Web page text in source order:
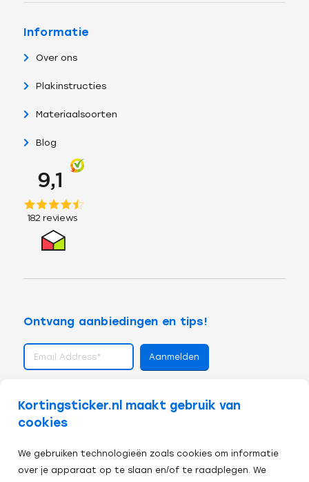
Kortingsticker.nl maakt gebruik van
cookies
We gebruiken technologieën zoals cookies om informatie
over je apparaat op te slaan en/of te raadplegen. We
Informatie
Over ons
Plakinstructies
Materiaalsoorten
Blog
Ontvang aanbiedingen en tips!